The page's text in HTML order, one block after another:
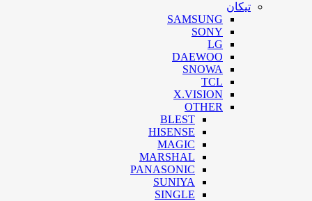
تیکان
SAMSUNG
SONY
LG
DAEWOO
SNOWA
TCL
X.VISION
OTHER
BLEST
HISENSE
MAGIC
MARSHAL
PANASONIC
SUNIYA
SINGLE